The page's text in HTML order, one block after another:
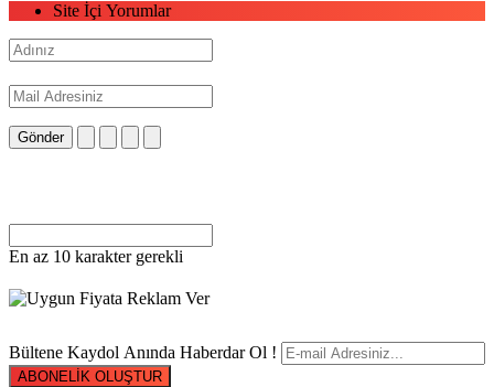
Site İçi Yorumlar
Gönder
En az 10 karakter gerekli
Bültene Kaydol Anında Haberdar Ol !
ABONELİK OLUŞTUR